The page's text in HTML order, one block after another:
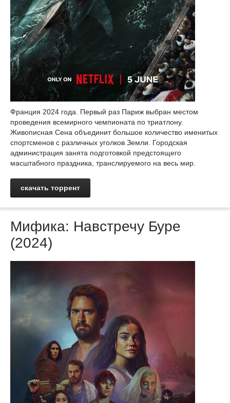
Франция 2024 года. Первый раз Париж выбран местом
проведения всемирного чемпионата по триатлону.
Живописная Сена объединит большое количество именитых
спортсменов с различных уголков Земли. Городская
администрация занята подготовкой предстоящего
масштабного праздника, транслируемого на весь мир.
скачать торрент
Мифика: Навстречу Буре
(2024)